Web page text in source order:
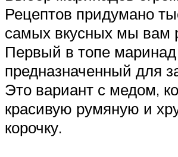
Рецептов придумано
самых вкусных мы вам
Первый в топе маринад
предназначенный для
Это вариант с медом,
красивую румяную и
корочку.